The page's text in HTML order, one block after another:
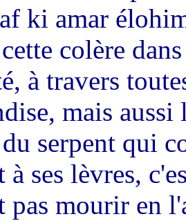
ki amar
colère
à travers
mais
serpent qui
ses lèvres,
pas mourir en